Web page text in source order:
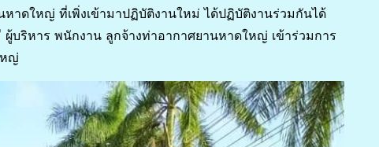
าดใหญ่ ที่เพิ่งเข้ามาปฏิบัติงานใหม่ ได้ปฏิบัติงานร่วมกันได้
บริหาร พนักงาน ลูกจ้างท่าอากาศยานหาดใหญ่ เข้าร่วมการ
ญ่